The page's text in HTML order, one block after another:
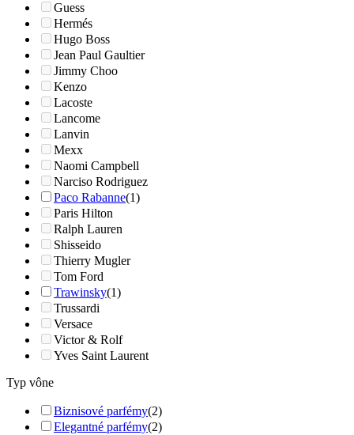
Guess
Hermés
Hugo Boss
Jean Paul Gaultier
Jimmy Choo
Kenzo
Lacoste
Lancome
Lanvin
Mexx
Naomi Campbell
Narciso Rodriguez
Paco Rabanne(1)
Paris Hilton
Ralph Lauren
Shisseido
Thierry Mugler
Tom Ford
Trawinsky(1)
Trussardi
Versace
Victor & Rolf
Yves Saint Laurent
Typ vône
Biznisové parfémy(2)
Elegantné parfémy(2)